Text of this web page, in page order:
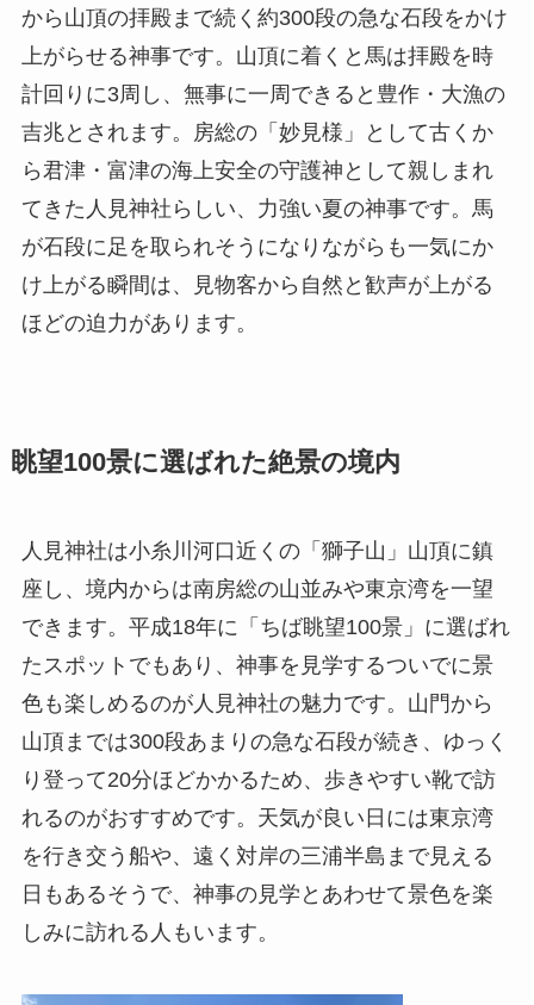
から山頂の拝殿まで続く約300段の急な石段をかけ
上がらせる神事です。山頂に着くと馬は拝殿を時
計回りに3周し、無事に一周できると豊作・大漁の
吉兆とされます。房総の「妙見様」として古くか
ら君津・富津の海上安全の守護神として親しまれ
てきた人見神社らしい、力強い夏の神事です。馬
が石段に足を取られそうになりながらも一気にか
け上がる瞬間は、見物客から自然と歓声が上がる
ほどの迫力があります。
眺望100景に選ばれた絶景の境内
人見神社は小糸川河口近くの「獅子山」山頂に鎮
座し、境内からは南房総の山並みや東京湾を一望
できます。平成18年に「ちば眺望100景」に選ばれ
たスポットでもあり、神事を見学するついでに景
色も楽しめるのが人見神社の魅力です。山門から
山頂までは300段あまりの急な石段が続き、ゆっく
り登って20分ほどかかるため、歩きやすい靴で訪
れるのがおすすめです。天気が良い日には東京湾
を行き交う船や、遠く対岸の三浦半島まで見える
日もあるそうで、神事の見学とあわせて景色を楽
しみに訪れる人もいます。